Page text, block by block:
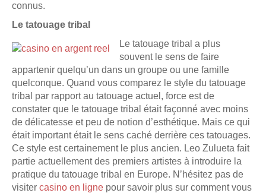
connus.
Le tatouage tribal
Le tatouage tribal a plus
souvent le sens de faire
appartenir quelqu’un dans un groupe ou une famille
quelconque. Quand vous comparez le style du tatouage
tribal par rapport au tatouage actuel, force est de
constater que le tatouage tribal était façonné avec moins
de délicatesse et peu de notion d’esthétique. Mais ce qui
était important était le sens caché derrière ces tatouages.
Ce style est certainement le plus ancien. Leo Zulueta fait
partie actuellement des premiers artistes à introduire la
pratique du tatouage tribal en Europe. N’hésitez pas de
visiter casino en ligne pour savoir plus sur comment vous